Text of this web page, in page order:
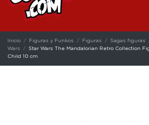
Inicio Figuras y Funkos Figuras Sagas figuras
Wars
Star Wars The Mandalorian Retro Collection
Child 10 cm